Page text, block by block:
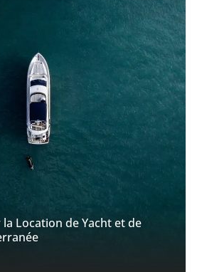
Location de Yacht et de